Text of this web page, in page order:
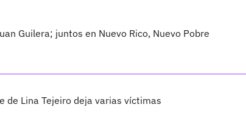
Guilera; juntos en Nuevo Rico, Nuevo Pobre
de Lina Tejeiro deja varias víctimas